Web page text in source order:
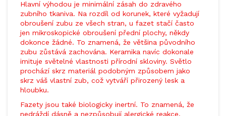
Hlavní výhodou je minimální zásah do zdravého
zubního tkaniva. Na rozdíl od korunek, které vyžadují
obroušení zubu ze všech stran, u fazet stačí často
jen mikroskopické obroušení přední plochy, někdy
dokonce žádné. To znamená, že většina původního
zubu zůstává zachována. Keramika navíc dokonale
imituje světelné vlastnosti přírodní skloviny. Světlo
prochází skrz materiál podobným způsobem jako
skrz váš vlastní zub, což vytváří přirozený lesk a
hloubku.
Fazety jsou také biologicky inertní. To znamená, že
nedráždí dásně a nezpůsobují alergické reakce.